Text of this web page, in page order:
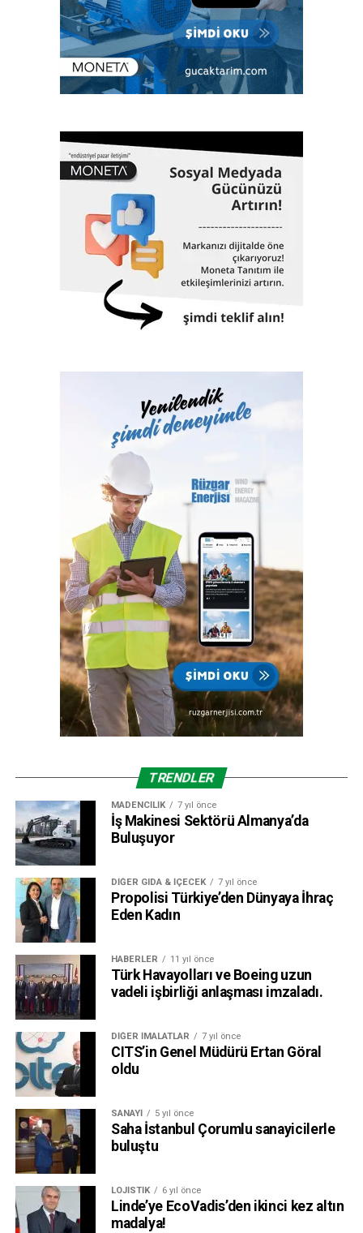
üzere enerjiden imalata, savunma sanayiinden lojistiğe
kadar tüm sektörlerde; klaslama, denetim, kalite yönetim
ve ileri mühendislik gibi birçok alanda hizmet veriyor. Çok
sayıda bilimsel ve teknik konferanslarda yer almanın yanı
sıra aynı zamanda eğitimler veriyor, çok sayıda öğrenciye
3000 adet geminin klaslama hizmetinin yanı sıra, Türkiye
ekonomisinin can damarı olan dünyaya mal olmuş projelere
de imza atıyor. 61 yıllık tarihinde altmış biri aşkın dev proje,
Türk Loydu’nun da imzası ve çalışmalarıyla hayata geçti.
İstanbul Havalimanı, Akkuyu Nükleer Güç Santrali, Yavuz
Sultan Selim Köprüsü, Osman Gazi Köprüsü, 1915
Çanakkale Köprüsü, Yüksek Hızlı Tren, TCG Anadolu
Gemisi, Nene Hatun Sondaj Gemisi, Rize-Artvin Havalimanı,
birçok futbol stadyumu bunlardan sadece birkaçıdır.
Klaslama, yasal sertifikasyon, test, muayene,
Vakfı, fiziki alanlarının yeterliliği ve gelişmeye açık oluşu
ile büyüme yolunda hızla ilerliyor. Türk Loydu, Türkiye’nin
milli kuruluşudur. Yetkisi olan alanlar hemen hemen
Türkiye’nin ekonomisine katkı sağlayan sektörlerin
tamamını içermektedir ve IACS üyeliğimiz ile büyümenin,
gelişmenin ve ülkemize katkı sağlamanın faydası ve gururu
100. yılında Türkiye Cumhuriyeti’nindir.”
TRENDLER
MADENCILIK 7 yıl önce
İş Makinesi Sektörü Almanya’da
Buluşuyor
DIĞER GIDA & İÇECEK 7 yıl önce
Propolisi Türkiye’den Dünyaya İhraç
Eden Kadın
HABERLER 11 yıl önce
Türk Havayolları ve Boeing uzun
vadeli işbirliği anlaşması imzaladı.
DIĞER İMALATLAR 7 yıl önce
CITS’in Genel Müdürü Ertan Göral
oldu
SANAYI 5 yıl önce
Saha İstanbul Çorumlu sanayicilerle
buluştu
LOJISTIK 6 yıl önce
Linde’ye EcoVadis’den ikinci kez altın
madalya!